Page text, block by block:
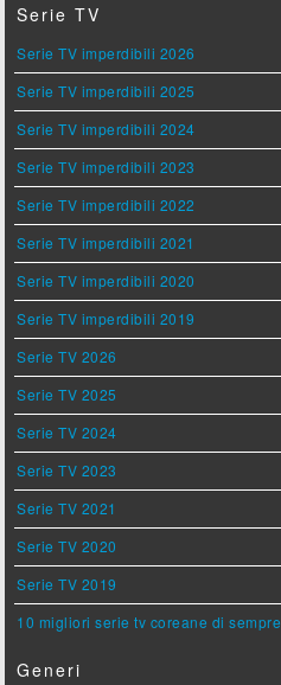
Serie TV
Serie TV imperdibili 2026
Serie TV imperdibili 2025
Serie TV imperdibili 2024
Serie TV imperdibili 2023
Serie TV imperdibili 2022
Serie TV imperdibili 2021
Serie TV imperdibili 2020
Serie TV imperdibili 2019
Serie TV 2026
Serie TV 2025
Serie TV 2024
Serie TV 2023
Serie TV 2021
Serie TV 2020
Serie TV 2019
10 migliori serie tv coreane di sempre
Generi